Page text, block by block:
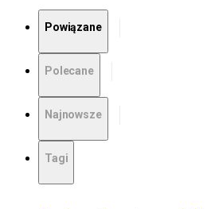
Powiązane
Polecane
Najnowsze
Tagi